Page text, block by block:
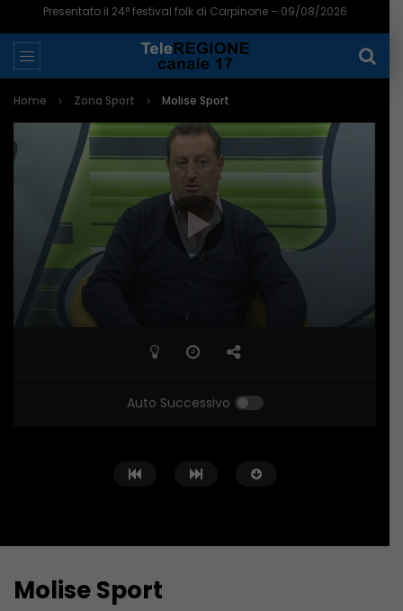
Presentato il 24° festival folk di Carpinone – 09/08/2026
Home Zona Sport Molise Sport
Auto Successivo
Molise Sport